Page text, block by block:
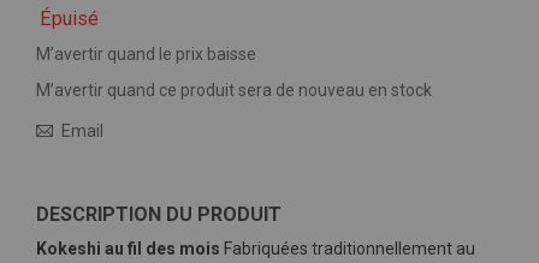
Épuisé
M’avertir quand le prix baisse
M’avertir quand ce produit sera de nouveau en stock
Email
DESCRIPTION DU PRODUIT
Kokeshi au fil des mois Fabriquées traditionnellement au